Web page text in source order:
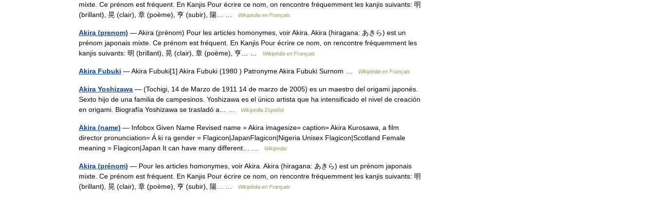
mixte. Ce prénom est fréquent. En Kanjis Pour écrire ce nom, on rencontre fréquemment les kanjis suivants: 明
(brillant), 晃 (clair), 章 (poème), 亨 (subir), 陽… …
Wikipédia en Français
Akira (prenom) — Akira (prénom) Pour les articles homonymes, voir Akira. Akira (hiragana: あきら) est un
prénom japonais mixte. Ce prénom est fréquent. En Kanjis Pour écrire ce nom, on rencontre fréquemment les
kanjis suivants: 明 (brillant), 晃 (clair), 章 (poème), 亨… …
Wikipédia en Français
Akira Fubuki — Akira Fubuki[1] Akira Fubuki (1980 ) Patronyme Akira Fubuki Surnom … Wikipédia en Français
Akira Yoshizawa — (Tochigi, 14 de Marzo de 1911 14 de marzo de 2005) es un maestro del origami japonés.
Sexto hijo de una familia de campesinos. Yoshizawa es el único artista que ha intensificado el nivel de creación
en origami. Biografía Yoshizawa se trasladó a… …
Wikipedia Español
Akira (name) — Infobox Given Name Revised name = Akira imagesize= caption= Akira Kurosawa, a film
director pronunciation= Á ki ra gender = Flagicon|JapanFlagicon|Nigeria Unisex Flagicon|Scotland Female
meaning = Flagicon|Japan It can have many different… …
Wikipedia
Akira (prénom) — Pour les articles homonymes, voir Akira. Akira (hiragana: あきら) est un prénom japonais
mixte. Ce prénom est fréquent. En Kanjis Pour écrire ce nom, on rencontre fréquemment les kanjis suivants: 明
(brillant), 晃 (clair), 章 (poème), 亨 (subir), 陽… …
Wikipédia en Français